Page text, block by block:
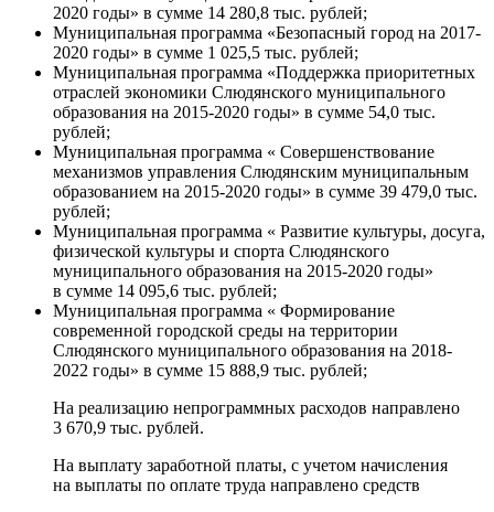
2020 годы» в сумме 14 280,8 тыс. рублей;
Муниципальная программа «Безопасный город на 2017-
2020 годы» в сумме 1 025,5 тыс. рублей;
Муниципальная программа «Поддержка приоритетных
отраслей экономики Слюдянского муниципального
образования на 2015-2020 годы» в сумме 54,0 тыс.
рублей;
Муниципальная программа « Совершенствование
механизмов управления Слюдянским муниципальным
образованием на 2015-2020 годы» в сумме 39 479,0 тыс.
рублей;
Муниципальная программа « Развитие культуры, досуга,
физической культуры и спорта Слюдянского
муниципального образования на 2015-2020 годы»
в сумме 14 095,6 тыс. рублей;
Муниципальная программа « Формирование
современной городской среды на территории
Слюдянского муниципального образования на 2018-
2022 годы» в сумме 15 888,9 тыс. рублей;
На реализацию непрограммных расходов направлено
3 670,9 тыс. рублей.
На выплату заработной платы, с учетом начисления
на выплаты по оплате труда направлено средств